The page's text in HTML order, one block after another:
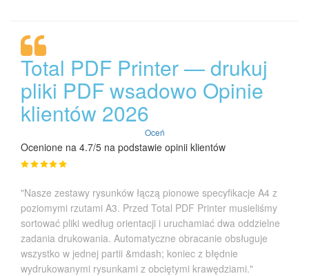
Total PDF Printer — drukuj
pliki PDF wsadowo Opinie
klientów 2026
Oceń
Ocenione na 4.7/5 na podstawie opinii klientów
"Nasze zestawy rysunków łączą pionowe specyfikacje A4 z
poziomymi rzutami A3. Przed Total PDF Printer musieliśmy
sortować pliki według orientacji i uruchamiać dwa oddzielne
zadania drukowania. Automatyczne obracanie obsługuje
wszystko w jednej partii &mdash; koniec z błędnie
wydrukowanymi rysunkami z obciętymi krawędziami."